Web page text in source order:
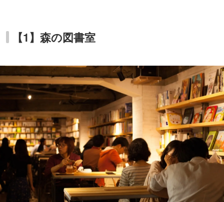
【1】森の図書室